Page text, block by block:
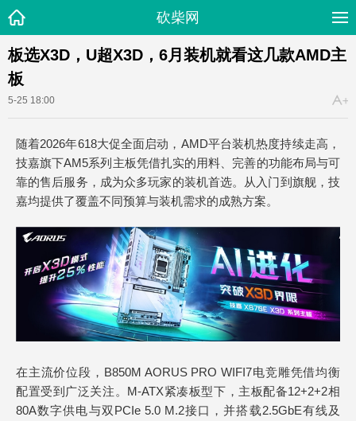
砍柴网
板选X3D，U超X3D，6月装机就看这几款AMD主
板
5-25 18:00
随着2026年618大促全面启动，AMD平台装机热度持续走高，
技嘉旗下AM5系列主板凭借扎实的用料、完善的功能布局与可
靠的售后服务，成为众多玩家的装机首选。从入门到旗舰，技
嘉均提供了覆盖不同预算与装机需求的成熟方案。
在主流价位段，B850M AORUS PRO WIFI7电竞雕凭借均衡
配置受到广泛关注。M-ATX紧凑板型下，主板配备12+2+2相
80A数字供电与双PCIe 5.0 M.2接口，并搭载2.5GbE有线及